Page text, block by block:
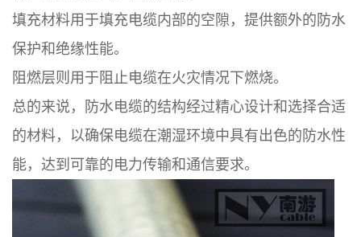
填充材料用于填充电缆内部的空隙，提供额外的防水
保护和绝缘性能。
阻燃层则用于阻止电缆在火灾情况下燃烧。
总的来说，防水电缆的结构经过精心设计和选择合适
的材料，以确保电缆在潮湿环境中具有出色的防水性
能，达到可靠的电力传输和通信要求。